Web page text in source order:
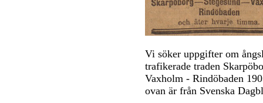
Vi söker uppgifter om
trafikerade traden
Vaxholm - Rindöbaden
ovan är från Svenska